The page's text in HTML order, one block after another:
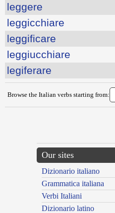
leggere
leggicchiare
leggificare
leggiucchiare
legiferare
Browse the Italian verbs starting from:
Our sites
Dizionario italiano
Grammatica italiana
Verbi Italiani
Dizionario latino